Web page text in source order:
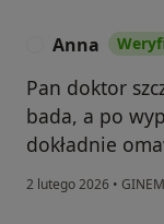
Anna
Pan doktor
bada, a po
dokładnie
2 lutego 2026 •